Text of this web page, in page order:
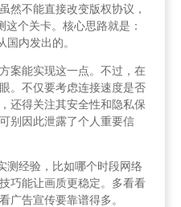
然不能直接改变版权协议，
这个关卡。核心思路就是：
国内发出的。
案能实现这一点。不过，在
。不仅要考虑连接速度是否
还得关注其安全性和隐私保
别因此泄露了个人重要信
测经验，比如哪个时段网络
巧能让画质更稳定。多看看
广告宣传要靠谱得多。